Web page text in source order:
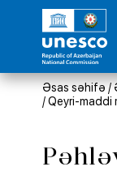
Əsas səhifə /
/Qeyri-maddi